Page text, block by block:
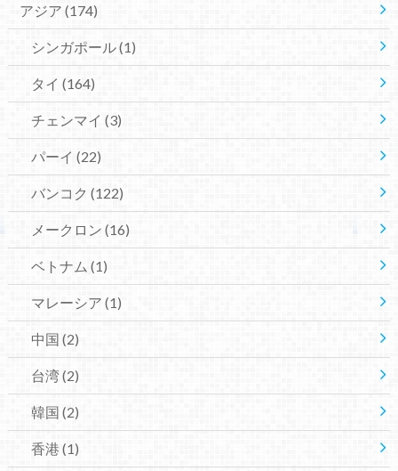
アジア (174)
シンガポール(1)
タイ (164)
チェンマイ (3)
パーイ (22)
バンコク (122)
メークロン (16)
ベトナム (1)
マレーシア (1)
中国 (2)
台湾(2)
韓国 (2)
香港 (1)